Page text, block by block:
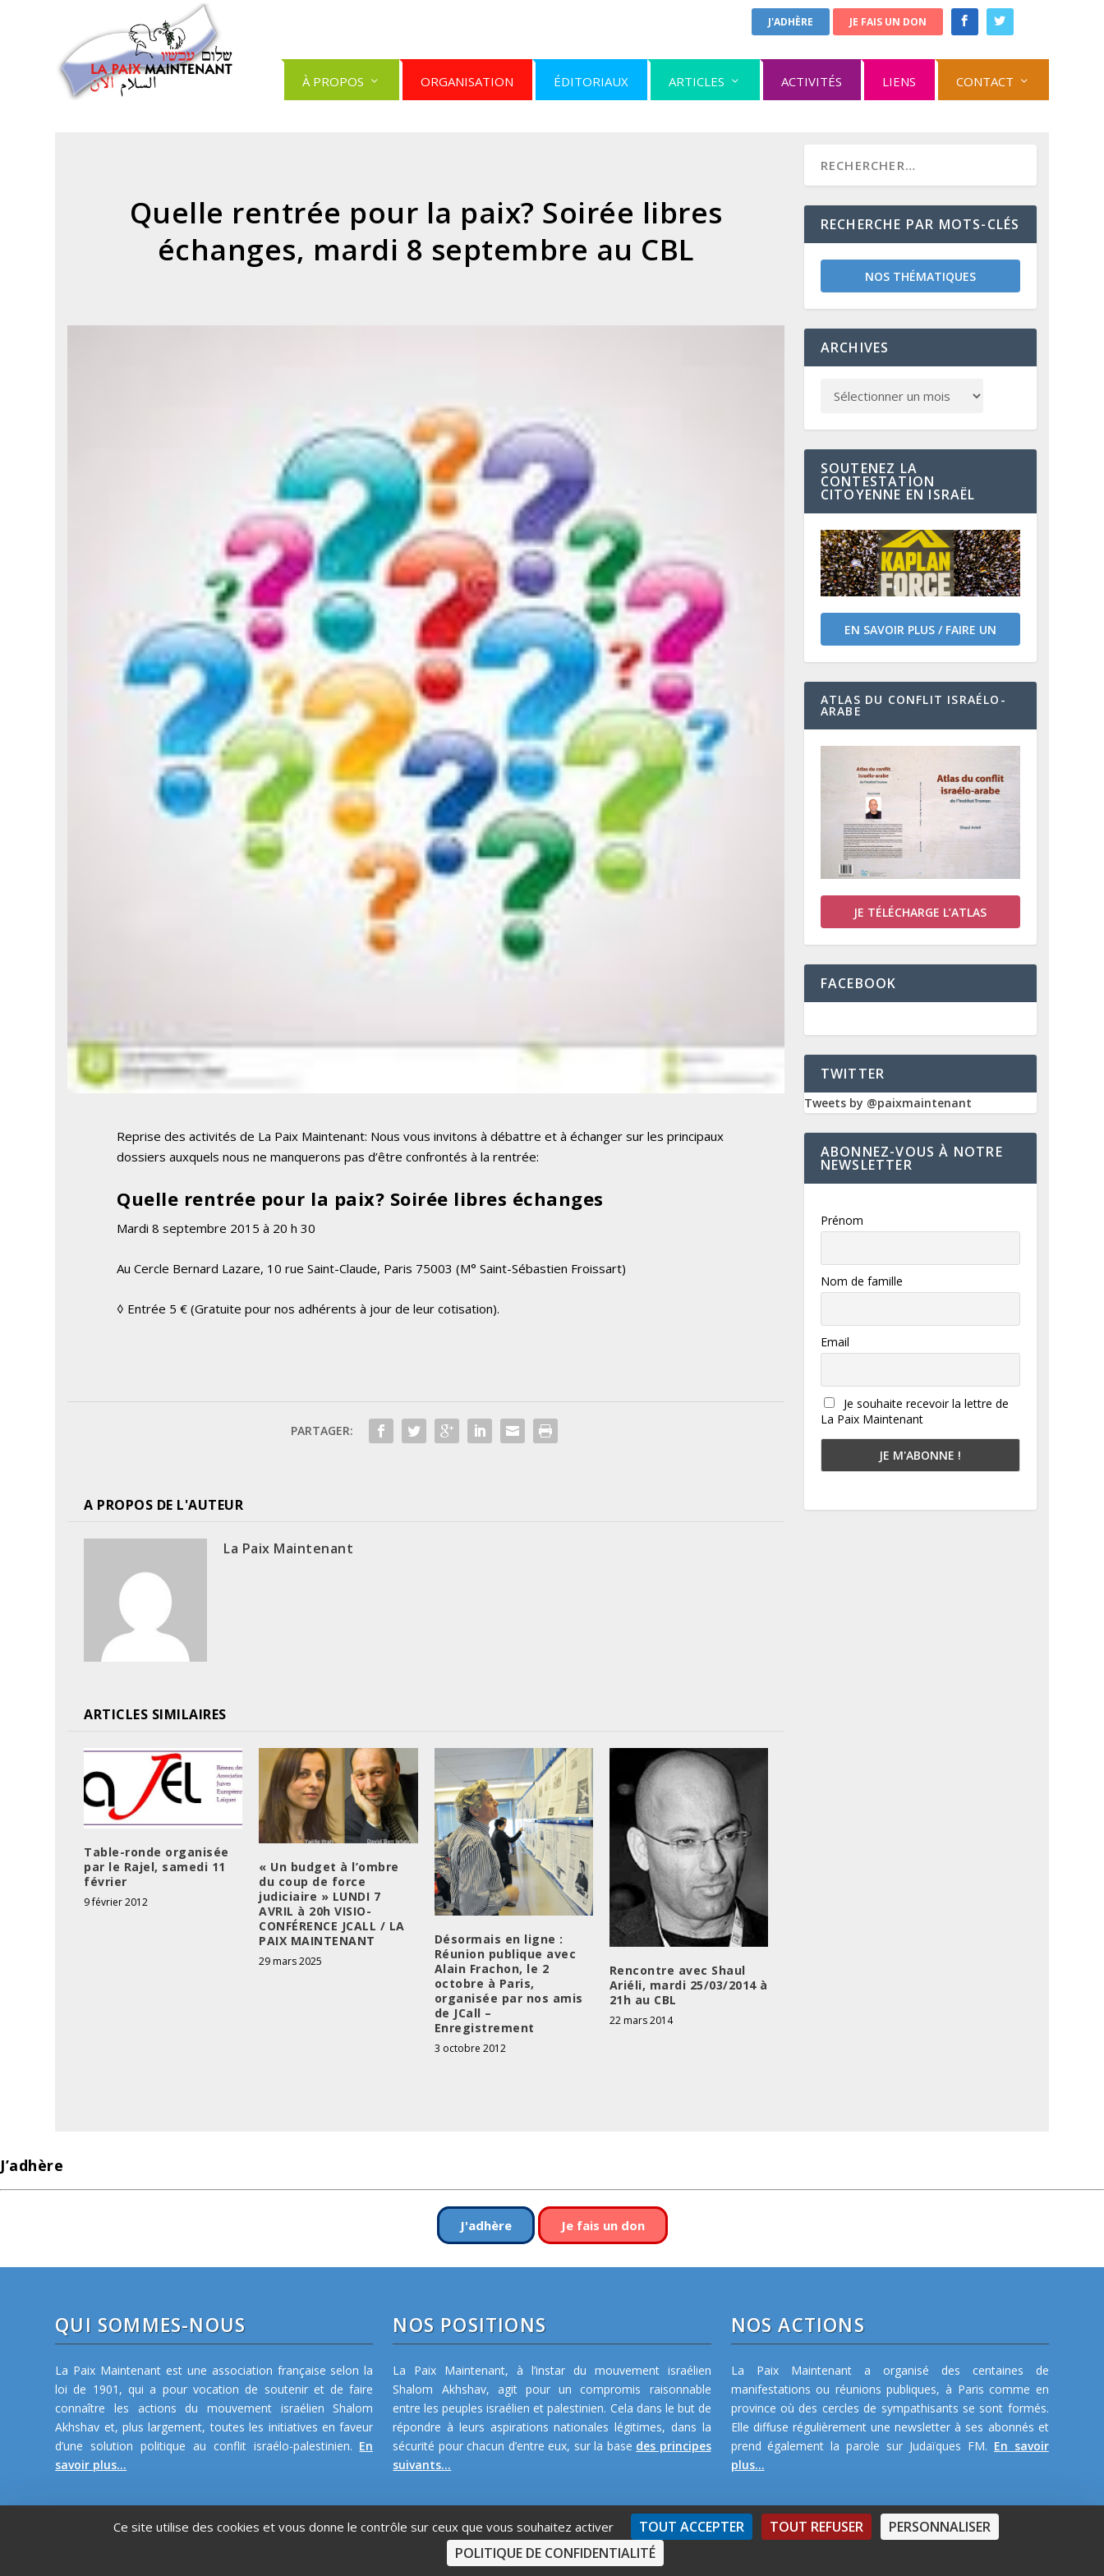
J'ADHÈRE JE FAIS UN DON
À PROPOS ORGANISATION ÉDITORIAUX ARTICLES ACTIVITÉS LIENS CONTACT
Quelle rentrée pour la paix? Soirée libres
échanges, mardi 8 septembre au CBL
Reprise des activités de La Paix Maintenant: Nous vous invitons à débattre et à échanger sur les principaux
dossiers auxquels nous ne manquerons pas d’être confrontés à la rentrée:
Quelle rentrée pour la paix? Soirée libres échanges
Mardi 8 septembre 2015 à 20 h 30
Au Cercle Bernard Lazare, 10 rue Saint-Claude, Paris 75003 (M° Saint-Sébastien Froissart)
◊ Entrée 5 € (Gratuite pour nos adhérents à jour de leur cotisation).
PARTAGER:
A PROPOS DE L'AUTEUR
La Paix Maintenant
ARTICLES SIMILAIRES
Table-ronde organisée
par le Rajel, samedi 11
février
9 février 2012
« Un budget à l’ombre
du coup de force
judiciaire » LUNDI 7
AVRIL à 20h VISIO-
CONFÉRENCE JCALL / LA
PAIX MAINTENANT
29 mars 2025
Désormais en ligne :
Réunion publique avec
Alain Frachon, le 2
octobre à Paris,
organisée par nos amis
de JCall –
Enregistrement
3 octobre 2012
Rencontre avec Shaul
Ariéli, mardi 25/03/2014 à
21h au CBL
22 mars 2014
RECHERCHE PAR MOTS-CLÉS
NOS THÉMATIQUES
ARCHIVES
SOUTENEZ LA
CONTESTATION
CITOYENNE EN ISRAËL
EN SAVOIR PLUS / FAIRE UN
DON
ATLAS DU CONFLIT ISRAÉLO-
ARABE
JE TÉLÉCHARGE L’ATLAS
FACEBOOK
TWITTER
Tweets by @paixmaintenant
ABONNEZ-VOUS À NOTRE
NEWSLETTER
Prénom
Nom de famille
Email
Je souhaite recevoir la lettre de
La Paix Maintenant
J’adhère
J'adhère Je fais un don
QUI SOMMES-NOUS
La Paix Maintenant est une association française selon la
loi de 1901, qui a pour vocation de soutenir et de faire
connaître les actions du mouvement israélien Shalom
Akhshav et, plus largement, toutes les initiatives en faveur
d’une solution politique au conflit israélo-palestinien. En
savoir plus...
NOS POSITIONS
La Paix Maintenant, à l’instar du mouvement israélien
Shalom Akhshav, agit pour un compromis raisonnable
entre les peuples israélien et palestinien. Cela dans le but de
répondre à leurs aspirations nationales légitimes, dans la
sécurité pour chacun d’entre eux, sur la base des principes
suivants...
NOS ACTIONS
La Paix Maintenant a organisé des centaines de
manifestations ou réunions publiques, à Paris comme en
province où des cercles de sympathisants se sont formés.
Elle diffuse régulièrement une newsletter à ses abonnés et
prend également la parole sur Judaïques FM. En savoir
plus...
Ce site utilise des cookies et vous donne le contrôle sur ceux que vous souhaitez activer TOUT ACCEPTER TOUT REFUSER
PERSONNALISER
POLITIQUE DE CONFIDENTIALITÉ